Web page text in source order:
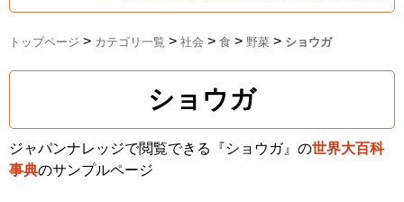
トップページ > カテゴリ一覧 > 社会 > 食 > 野菜 > ショウガ
ショウガ
ジャパンナレッジで閲覧できる『ショウガ』の世界大百科
事典のサンプルページ